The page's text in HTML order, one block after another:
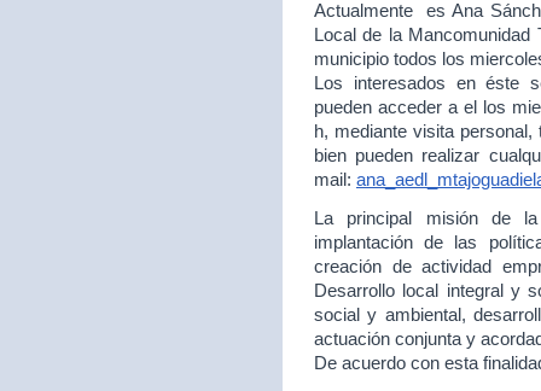
Actualmente es Ana
Local de la Mancomunidad
municipio todos los
Los interesados en éste
pueden acceder a el los
h, mediante visita
bien pueden realizar
mail:
La principal misión de
implantación de las
creación de actividad
Desarrollo local integral y
social y ambiental,
actuación conjunta y
De acuerdo con esta